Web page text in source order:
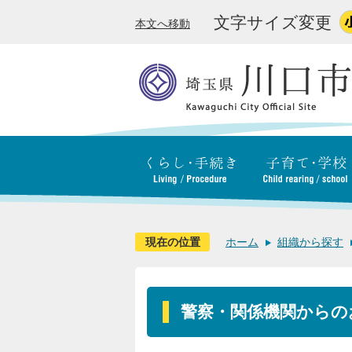
本文へ移動 文字サイズ変更
現在の位置 ホーム 組織から探す
警察・関係機関から